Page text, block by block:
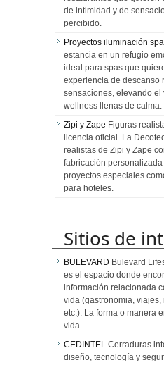
de intimidad y de
percibido.
Proyectos iluminación
estancia en un refugio
ideal para spas que
experiencia de descanso
sensaciones, elevando
wellness llenas de calma.
Zipi y Zape Figuras
licencia oficial. La
realistas de Zipi y Zape
fabricación
proyectos especiales
para hoteles.
Sitios de
BULEVARD Bulevard
es el espacio donde
información relacionada
vida (gastronomia,
etc.). La forma o manera
vida…
CEDINTEL Cerraduras
diseño, tecnología y